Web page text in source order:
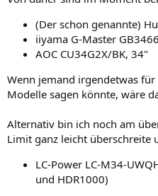
(Der schon genannte)
iiyama G-Master
AOC CU34G2X/BK, 34"
Wenn jemand irgendetwas
Modelle sagen könnte, wäre
Alternativ bin ich noch am
Limit ganz leicht überschreite
LC-Power LC-M34-
und HDR1000)